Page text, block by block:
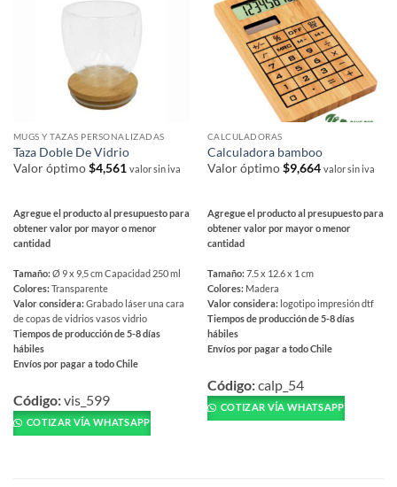
MUGS Y TAZAS PERSONALIZADAS
Taza Doble De Vidrio
Valor óptimo$4,561 valor sin iva
Agregue el producto al presupuesto para
obtener valor por mayor o menor
cantidad
Tamaño:Ø 9 x 9,5 cm Capacidad 250 ml
Colores:Transparente
Valor considera:Grabado láser una cara
de copas de vidrios vasos vidrio
Tiempos de producción de 5-8 días
hábiles
Envíos por pagar a todo Chile
producto
tiene
múltiples
Código:vis_599
COTIZAR VÍA WHATSAPP
CALCULADORAS
Calculadora bamboo
Valor óptimo$9,664 valor sin iva
Agregue el producto al presupuesto para
obtener valor por mayor o menor
cantidad
Tamaño:7.5 x 12.6 x 1 cm
Colores: Madera
Valor considera: logotipo impresión dtf
Tiempos de producción de 5-8 días
hábiles
Envíos por pagar a todo Chile
producto
tiene
múltiples
Código:calp_54
COTIZAR VÍA WHATSAPP